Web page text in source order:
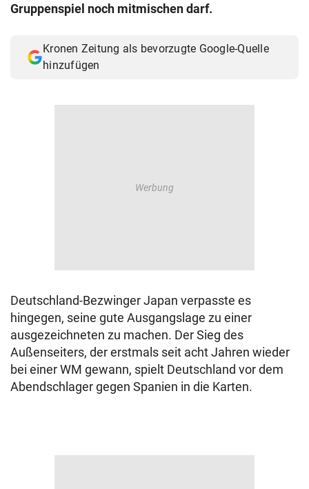
Gruppenspiel noch mitmischen darf.
Kronen Zeitung als bevorzugte Google-Quelle
hinzufügen
Deutschland-Bezwinger Japan verpasste es
hingegen, seine gute Ausgangslage zu einer
ausgezeichneten zu machen. Der Sieg des
Außenseiters, der erstmals seit acht Jahren wieder
bei einer WM gewann, spielt Deutschland vor dem
Abendschlager gegen Spanien in die Karten.